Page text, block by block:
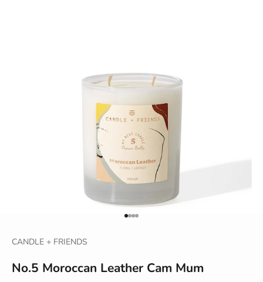
1 ögesine git
2 ögesine git
3 ögesine git
4 ögesine git
CANDLE + FRIENDS
No.5 Moroccan Leather Cam Mum